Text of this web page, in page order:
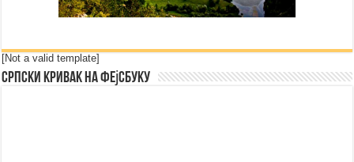
[Not a valid template]
Српски Кривак на Фејсбуку